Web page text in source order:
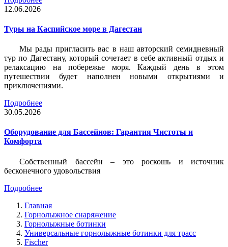
12.06.2026
Туры на Каспийское море в Дагестан
Мы рады пригласить вас в наш авторский семидневный
тур по Дагестану, который сочетает в себе активный отдых и
релаксацию на побережье моря. Каждый день в этом
путешествии будет наполнен новыми открытиями и
приключениями.
Подробнее
30.05.2026
Оборудование для Бассейнов: Гарантия Чистоты и
Комфорта
Собственный бассейн – это роскошь и источник
бесконечного удовольствия
Подробнее
Главная
Горнолыжное снаряжение
Горнолыжные ботинки
Универсальные горнолыжные ботинки для трасс
Fischer